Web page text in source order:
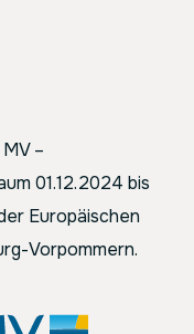
–
01.12.2024 bis
Europäischen
Vorpommern.